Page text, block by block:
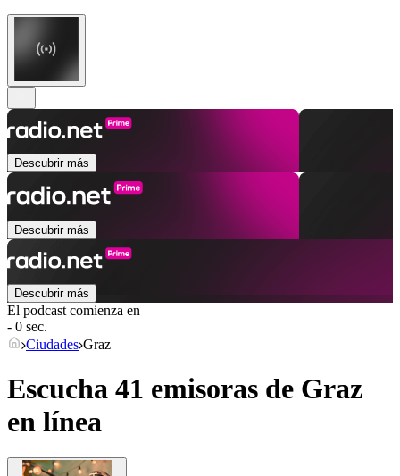
Descubrir más
Descubrir más
Descubrir más
El podcast comienza en
- 0 sec.
Ciudades Graz
Escucha 41 emisoras de Graz
en línea